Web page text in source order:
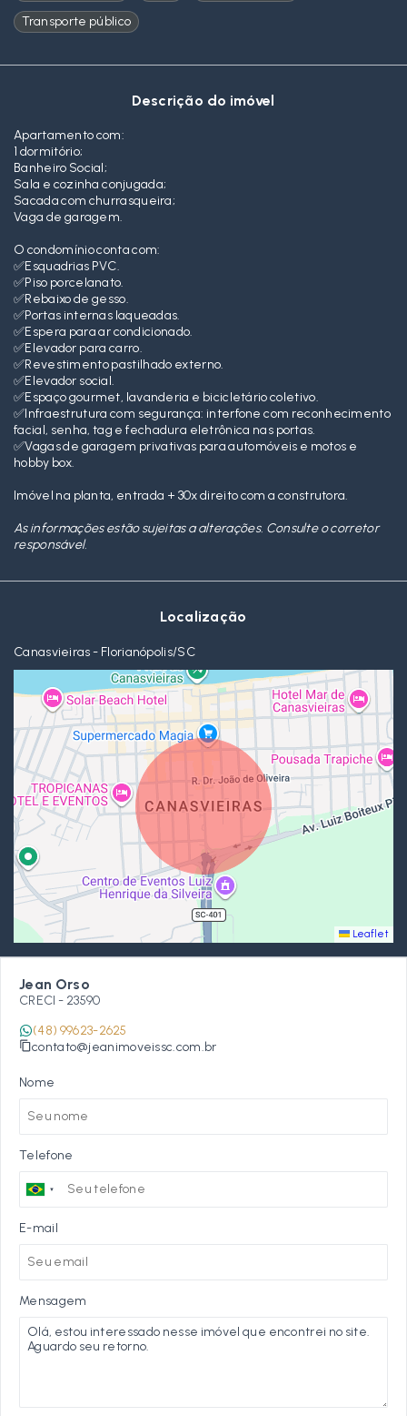
Transporte público
Descrição do imóvel
Apartamento com:
1 dormitório;
Banheiro Social;
Sala e cozinha conjugada;
Sacada com churrasqueira;
Vaga de garagem.
O condomínio conta com:
✅Esquadrias PVC.
✅Piso porcelanato.
✅Rebaixo de gesso.
✅Portas internas laqueadas.
✅Espera para ar condicionado.
✅Elevador para carro.
✅Revestimento pastilhado externo.
✅Elevador social.
✅Espaço gourmet, lavanderia e bicicletário coletivo.
✅Infraestrutura com segurança: interfone com reconhecimento
facial, senha, tag e fechadura eletrônica nas portas.
✅Vagas de garagem privativas para automóveis e motos e
hobby box.
Imóvel na planta, entrada + 30x direito com a construtora.
As informações estão sujeitas a alterações. Consulte o corretor
responsável.
Localização
Canasvieiras - Florianópolis/SC
Leaflet
Jean Orso
CRECI - 23590
(48) 99623-2625
contato@jeanimoveissc.com.br
Nome
Telefone
E-mail
Mensagem